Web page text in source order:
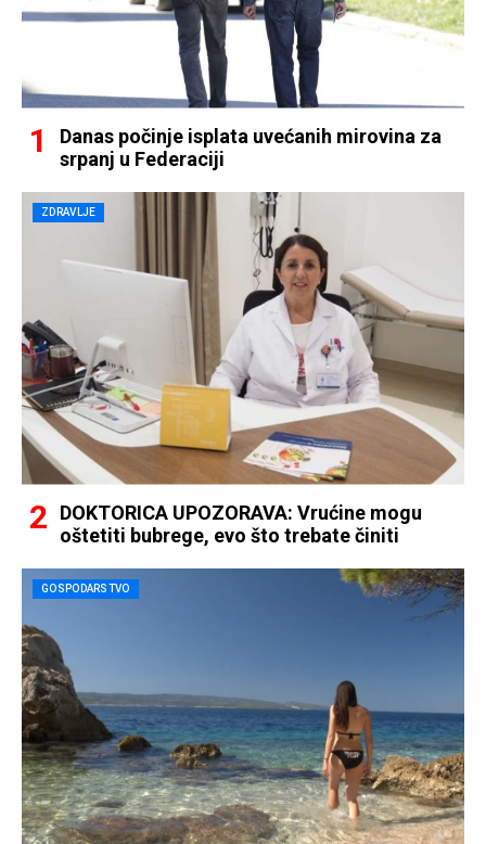
Danas počinje isplata uvećanih mirovina za
srpanj u Federaciji
ZDRAVLJE
DOKTORICA UPOZORAVA: Vrućine mogu
oštetiti bubrege, evo što trebate činiti
GOSPODARSTVO